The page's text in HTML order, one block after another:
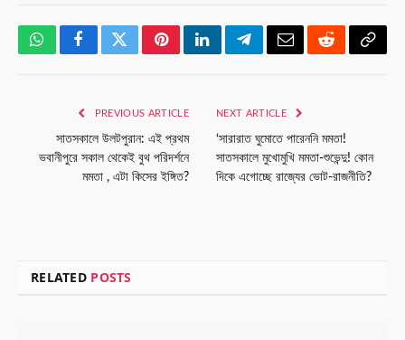
WhatsAppFacebookTwitterPinterestLinkedInTelegramEmailRedditCopy
PREVIOUS ARTICLE
সাতসকালে উলটপুরান: এই প্রথম
ভবানীপুরে সকাল থেকেই বুথ পরিদর্শনে
মমতা , এটা কিসের ইঙ্গিত?
NEXT ARTICLE
‘সারারাত ঘুমোতে পারেননি মমতা!
সাতসকালে মুখোমুখি মমতা-শুভেন্দু! কোন
দিকে এগোচ্ছে রাজ্যের ভোট-রাজনীতি?
RELATED POSTS